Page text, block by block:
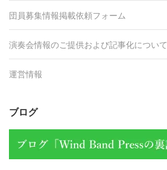
団員募集情報掲載依頼フォーム
演奏会情報のご提供および記事化について
運営情報
ブログ